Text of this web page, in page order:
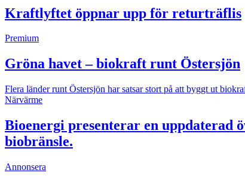
Kraftlyftet öppnar upp för returträflis
Premium
Gröna havet – biokraft runt Östersjön
Flera länder runt Östersjön har satsar stort på att byggt ut
Närvärme
Bioenergi presenterar en uppdaterad
biobränsle.
Annonsera